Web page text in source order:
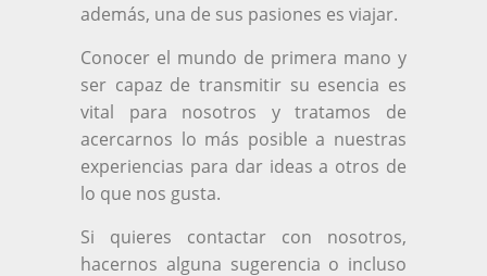
además, una de sus pasiones es viajar.
Conocer el mundo de primera mano y
ser capaz de transmitir su esencia es
vital para nosotros y tratamos de
acercarnos lo más posible a nuestras
experiencias para dar ideas a otros de
lo que nos gusta.
Si quieres contactar con nosotros,
hacernos alguna sugerencia o incluso